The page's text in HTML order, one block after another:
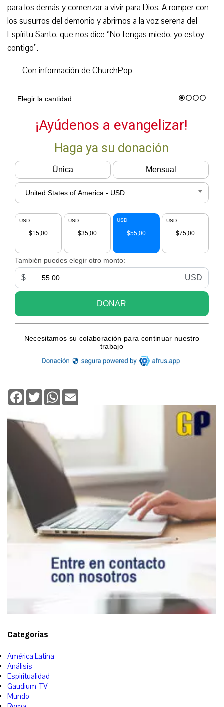
para los demás y comenzar a vivir para Dios. A romper con
los susurros del demonio y abrirnos a la voz serena del
Espíritu Santo, que nos dice “No tengas miedo, yo estoy
contigo”.
Con información de ChurchPop
Facebook
TwitterWhatsApp
Categorías
América Latina
Análisis
Espiritualidad
Gaudium-TV
Mundo